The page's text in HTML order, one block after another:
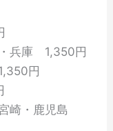
兵庫 1,350円
円
崎・鹿児島